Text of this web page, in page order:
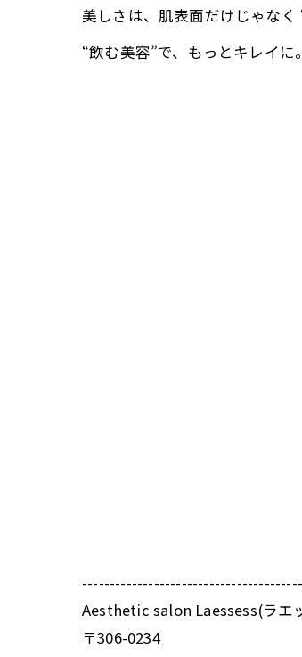
美しさは、肌表面だけじゃなく
“飲む美容”で、もっとキレイに。
Aesthetic salon Laessess(ラエ
〒306-0234